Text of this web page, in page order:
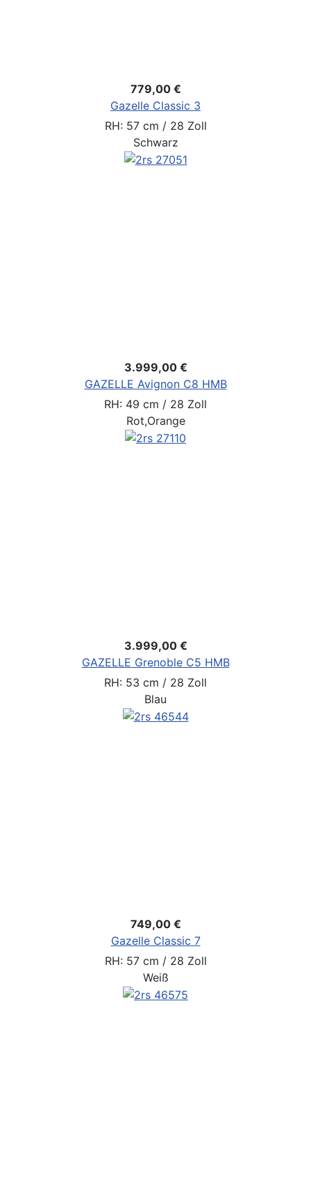
779,00 €
Gazelle Classic 3
RH: 57 cm / 28 Zoll
Schwarz
3.999,00 €
GAZELLE Avignon C8 HMB
RH: 49 cm / 28 Zoll
Rot,Orange
3.999,00 €
GAZELLE Grenoble C5 HMB
RH: 53 cm / 28 Zoll
Blau
749,00 €
Gazelle Classic 7
RH: 57 cm / 28 Zoll
Weiß